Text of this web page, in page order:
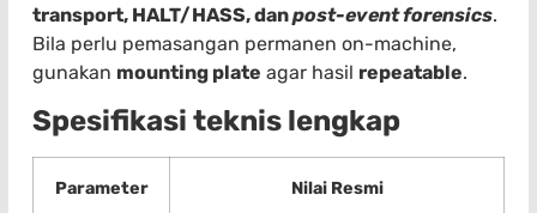
transport, HALT/HASS, danpost-event forensics.
Bila perlu pemasangan permanen on-machine,
gunakan mounting plate agar hasil repeatable.
Spesifikasi teknis lengkap
Parameter Nilai Resmi